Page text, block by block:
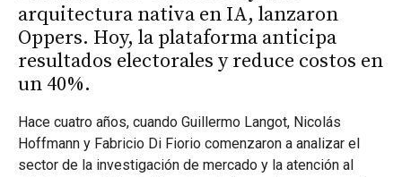
arquitectura nativa en IA, lanzaron
Oppers. Hoy, la plataforma anticipa
resultados electorales y reduce costos en
un 40%.
Hace cuatro años, cuando Guillermo Langot, Nicolás
Hoffmann y Fabricio Di Fiorio comenzaron a analizar el
sector de la investigación de mercado y la atención al